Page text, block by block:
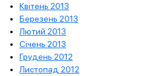
Квітень 2013
Березень 2013
Лютий 2013
Січень 2013
Грудень 2012
Листопад 2012